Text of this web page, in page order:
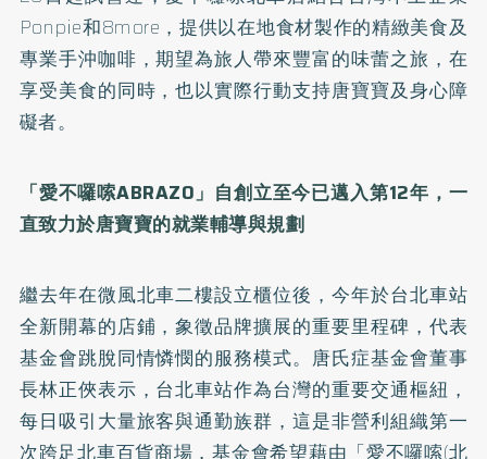
Ponpie和8more，提供以在地食材製作的精緻美食及
專業手沖咖啡，期望為旅人帶來豐富的味蕾之旅，在
享受美食的同時，也以實際行動支持唐寶寶及身心障
礙者。
「愛不囉嗦ABRAZO」自創立至今已邁入第12年，一
直致力於唐寶寶的就業輔導與規劃
繼去年在微風北車二樓設立櫃位後，今年於台北車站
全新開幕的店鋪，象徵品牌擴展的重要里程碑，代表
基金會跳脫同情憐憫的服務模式。唐氏症基金會董事
長林正俠表示，台北車站作為台灣的重要交通樞紐，
每日吸引大量旅客與通勤族群，這是非營利組織第一
次跨足北車百貨商場，基金會希望藉由「愛不囉嗦(北